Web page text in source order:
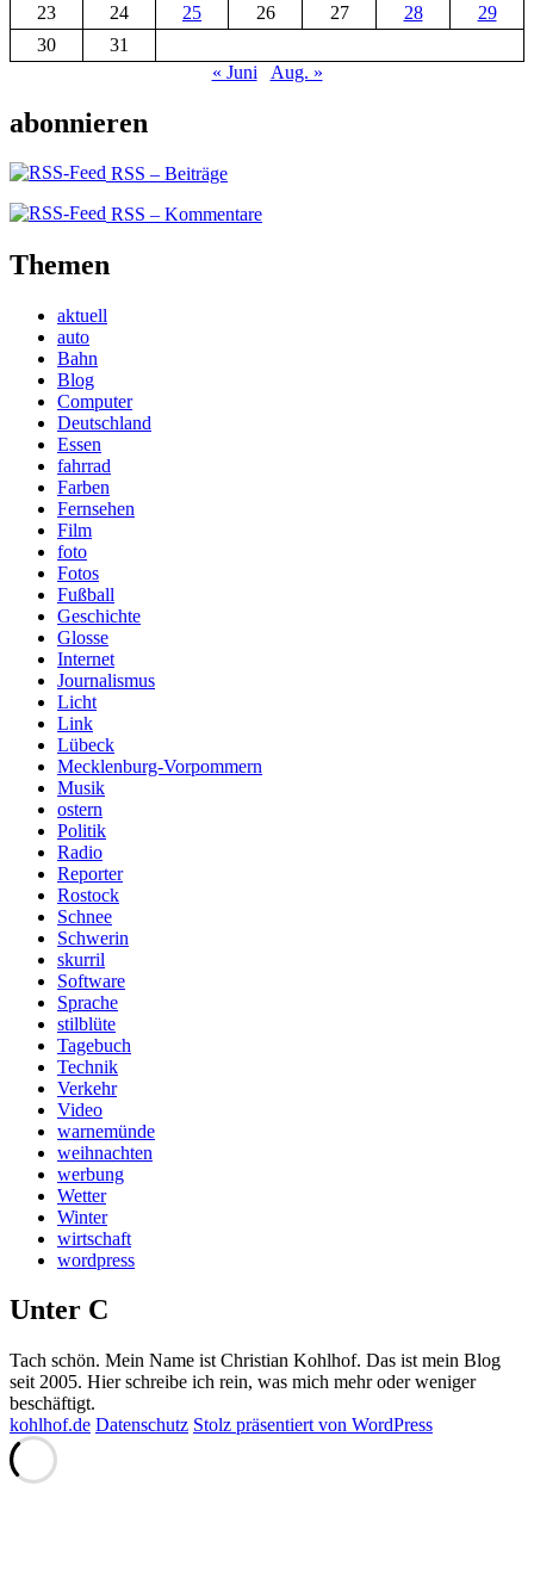
23
24 25 26 27 28
29
30
31
« Juni
Aug. »
abonnieren
RSS – Beiträge
RSS – Kommentare
Themen
aktuell
auto
Bahn
Blog
Computer
Deutschland
Essen
fahrrad
Farben
Fernsehen
Film
foto
Fotos
Fußball
Geschichte
Glosse
Internet
Journalismus
Licht
Link
Lübeck
Mecklenburg-Vorpommern
Musik
ostern
Politik
Radio
Reporter
Rostock
Schnee
Schwerin
skurril
Software
Sprache
stilblüte
Tagebuch
Technik
Verkehr
Video
warnemünde
weihnachten
werbung
Wetter
Winter
wirtschaft
wordpress
Unter C
Tach schön. Mein Name ist Christian Kohlhof. Das ist mein Blog
seit 2005. Hier schreibe ich rein, was mich mehr oder weniger
beschäftigt.
kohlhof.de Datenschutz Stolz präsentiert von WordPress